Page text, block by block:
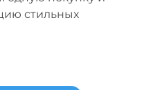
стильных